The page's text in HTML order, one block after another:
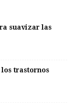
suavizar las
trastornos